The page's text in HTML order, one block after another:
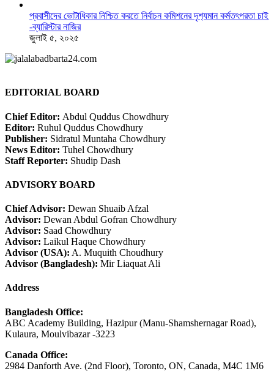
প্রবাসীদের ভোটাধিকার নিশ্চিত করতে নির্বাচন কমিশনের দৃশ‍্যমান কর্মতৎপরতা চাই
-ব্যারিস্টার নাজির
জুলাই ৫, ২০২৫
EDITORIAL BOARD
Chief Editor: Abdul Quddus Chowdhury
Editor: Ruhul Quddus Chowdhury
Publisher: Sidratul Muntaha Chowdhury
News Editor: Tuhel Chowdhury
Staff Reporter: Shudip Dash
ADVISORY BOARD
Chief Advisor: Dewan Shuaib Afzal
Advisor: Dewan Abdul Gofran Chowdhury
Advisor: Saad Chowdhury
Advisor: Laikul Haque Chowdhury
Advisor (USA): A. Muquith Choudhury
Advisor (Bangladesh): Mir Liaquat Ali
Address
Bangladesh Office:
ABC Academy Building, Hazipur (Manu-Shamshernagar Road),
Kulaura, Moulvibazar -3223
Canada Office:
2984 Danforth Ave. (2nd Floor), Toronto, ON, Canada, M4C 1M6